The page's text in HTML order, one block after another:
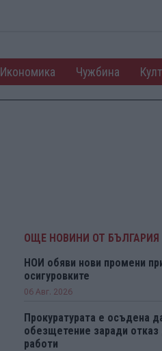
Икономика Чужбина
ОЩЕ НОВИНИ ОТ БЪЛГАРИЯ
НОИ обяви нови промени
осигуровките
06 Авг. 2026
Прокуратурата е осъдена
обезщетение заради отказ
работи